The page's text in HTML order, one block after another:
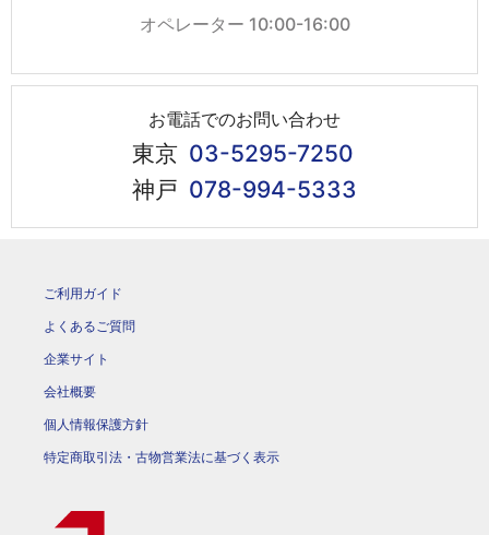
オペレーター 10:00-16:00
お電話でのお問い合わせ
東京 03-5295-7250
神戸 078-994-5333
ご利用ガイド
よくあるご質問
企業サイト
会社概要
個人情報保護方針
特定商取引法・古物営業法に基づく表示